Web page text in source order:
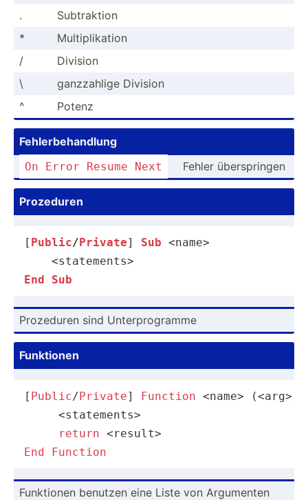
.
Subtra­ktion
*
Multip­lik­ation
/
Division
\
ganzza­hlige Division
^
Potenz
Fehler­beh­andlung
On Error Resume Next Fehler übersp­ringen
Prozeduren
[ Public/Private] Sub <name>
End
Sub
Prozeduren sind Unterp­rog­ramme
Funktionen
[ Public/Private] Function <name> (<arg>)
<statements>
return
End
Function
Funktionen benutzen eine Liste von Argumenten